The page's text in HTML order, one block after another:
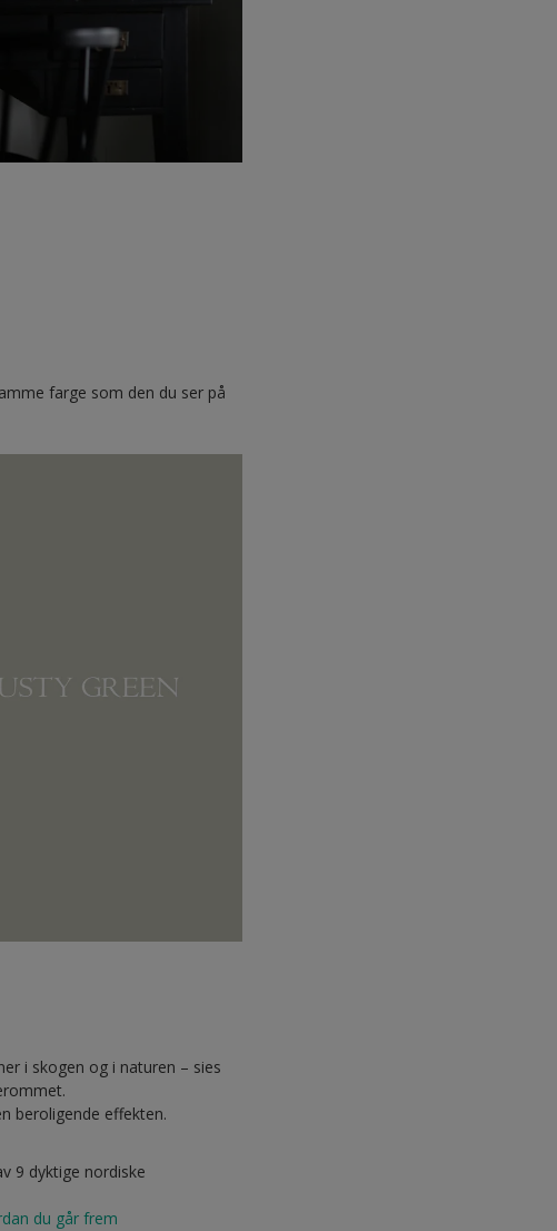
farge som den du ser på
i skogen og i naturen – sies
beroligende effekten.
9 dyktige nordiske
du går frem